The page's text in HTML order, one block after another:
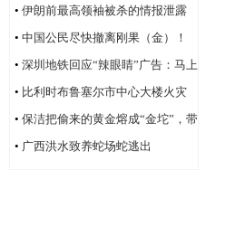
• 伊朗前最高领袖被杀的情报泄露
问题，“很可能仍然存在”
• 中国公民尽快撤离刚果（金）！
• 深圳地铁回应“辣眼睛”广告：马上
改！
• 比利时布鲁塞尔市中心大楼火灾
造成6人死亡
• 保洁把偷来的黄金熔成“金坨”，带
着家人连夜逃跑
• 广西洪水致养蛇场蛇逃出